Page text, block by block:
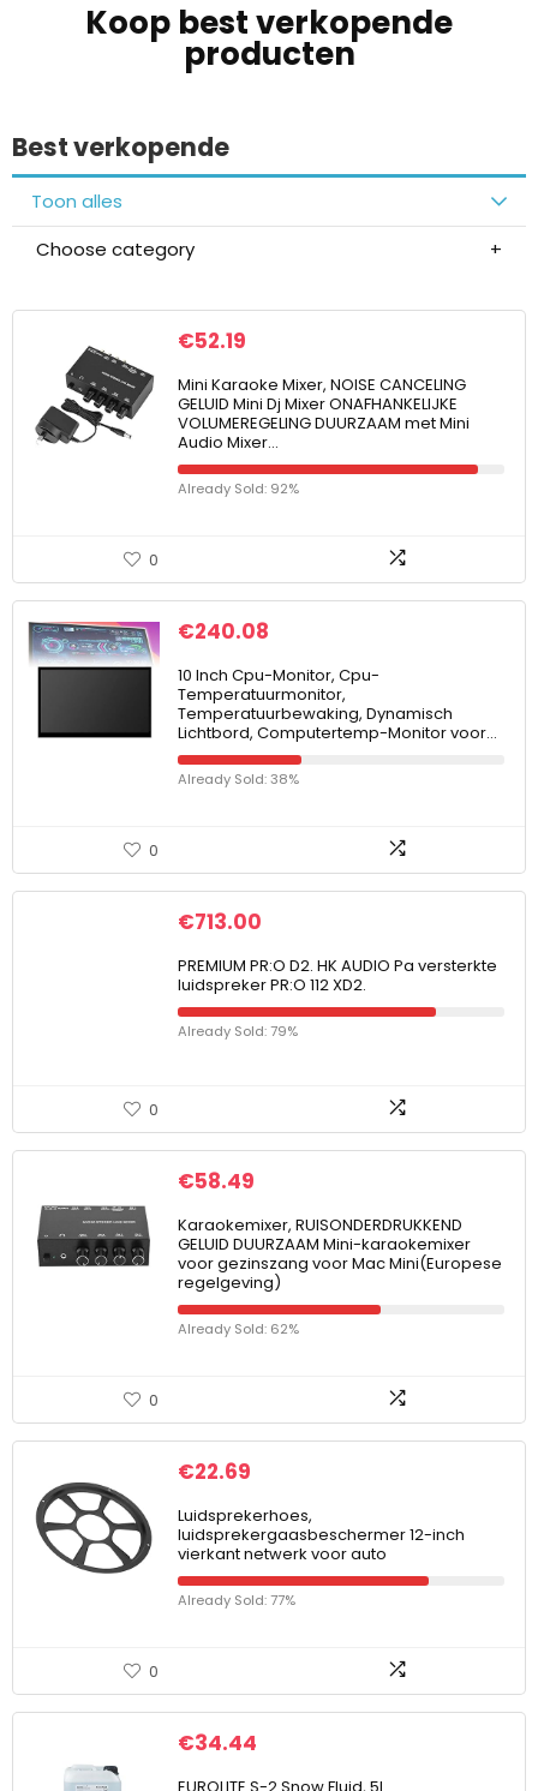
Koop best verkopende
producten
Best verkopende
Toon alles
Choose category
€52.19
Mini Karaoke Mixer, NOISE CANCELING
GELUID Mini Dj Mixer ONAFHANKELIJKE
VOLUMEREGELING DUURZAAM met Mini
Audio Mixer…
Already Sold: 92%
0
€240.08
10 Inch Cpu-Monitor, Cpu-
Temperatuurmonitor,
Temperatuurbewaking, Dynamisch
Lichtbord, Computertemp-Monitor voor…
Already Sold: 38%
0
€713.00
PREMIUM PR:O D2. HK AUDIO Pa versterkte
luidspreker PR:O 112 XD2.
Already Sold: 79%
0
€58.49
Karaokemixer, RUISONDERDRUKKEND
GELUID DUURZAAM Mini-karaokemixer
voor gezinszang voor Mac Mini(Europese
regelgeving)
Already Sold: 62%
0
€22.69
Luidsprekerhoes,
luidsprekergaasbeschermer 12-inch
vierkant netwerk voor auto
Already Sold: 77%
0
€34.44